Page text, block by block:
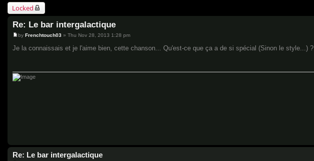
Locked
Re: Le bar intergalactique
P
s
by Frenchtouch03 » Thu Nov 28, 2013 1:28 pm
Je la connaissais et je l'aime bien, cette chanson... Qu'est-ce que ça a de si spécial (Sinon le style...) ?
Re: Le bar intergalactique